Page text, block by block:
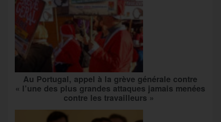
Au Portugal, appel à la grève générale contre
« l’une des plus grandes attaques jamais menées
contre les travailleurs »